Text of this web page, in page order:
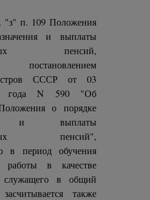
"з" п. 109 Положения
и выплаты
пенсий,
постановлением
СССР от 03
года N 590 "Об
о порядке
и выплаты
пенсий",
в период обучения
работы в качестве
служащего в общий
также